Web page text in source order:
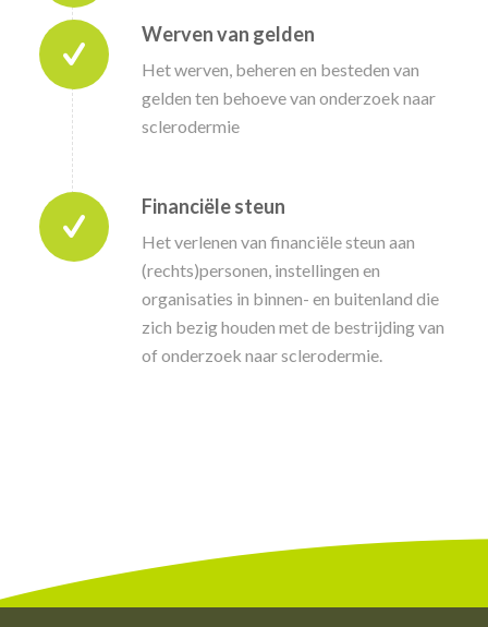
Werven van gelden
Het werven, beheren en besteden van
gelden ten behoeve van onderzoek naar
sclerodermie
Financiële steun
Het verlenen van financiële steun aan
(rechts)personen, instellingen en
organisaties in binnen- en buitenland die
zich bezig houden met de bestrijding van
of onderzoek naar sclerodermie.